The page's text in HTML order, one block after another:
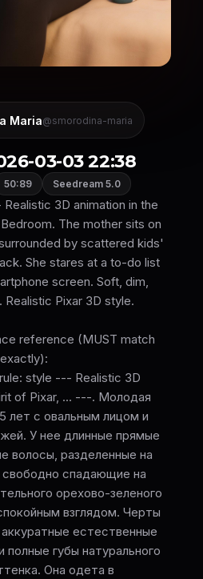
Maria@smorodina-maria
03-03 22:38
50:89 Seedream 5.0
3D animation in the
The mother sits on
by scattered kids'
She stares at a to-do list
screen. Soft, dim,
Realistic Pixar 3D style.
reference (MUST match
exactly):
style --- Realistic 3D
of Pixar, ... ---. Молодая
лет с овальным лицом и
У нее длинные прямые
волосы, разделенные на
спадающие на
орехово-зеленого
взглядом. Черты
естественные
полные губы натурального
Она одета в